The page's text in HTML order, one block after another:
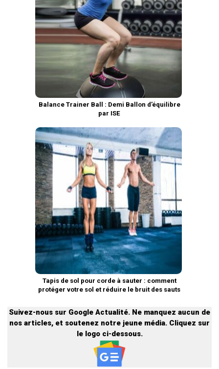
Balance Trainer Ball : Demi Ballon d’équilibre
par ISE
Tapis de sol pour corde à sauter : comment
protéger votre sol et réduire le bruit des sauts
Suivez-nous sur Google Actualité. Ne manquez aucun de
nos articles, et soutenez notre jeune média. Cliquez sur
le logo ci-dessous.